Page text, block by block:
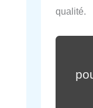
qualité.